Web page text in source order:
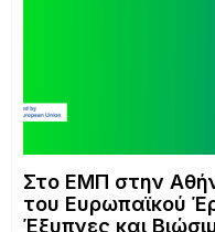
Στο ΕΜΠ στην
του Ευρωπαϊκού
Έξυπνες και